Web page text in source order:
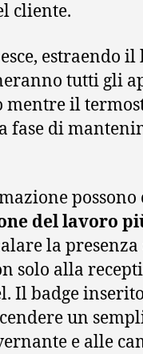
cliente.
estraendo
tutti gli
il
fase di
del lavoro
la presenza
solo alla
Il badge
un
e alle